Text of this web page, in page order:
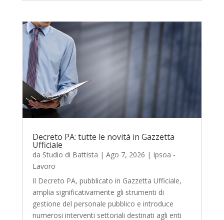
Decreto PA: tutte le novità in Gazzetta
Ufficiale
da Studio di Battista | Ago 7, 2026 | Ipsoa -
Lavoro
Il Decreto PA, pubblicato in Gazzetta Ufficiale,
amplia significativamente gli strumenti di
gestione del personale pubblico e introduce
numerosi interventi settoriali destinati agli enti